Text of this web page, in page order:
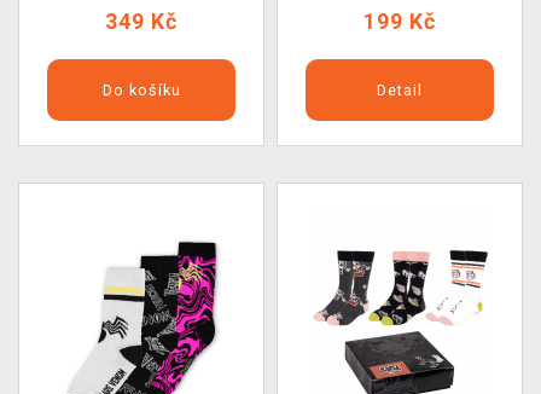
349 Kč
Do košíku
199 Kč
Detail